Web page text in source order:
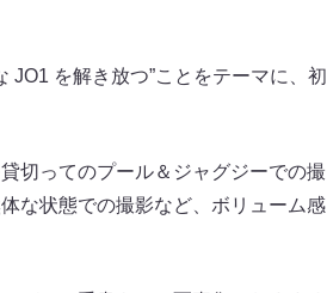
JO1 を解き放つ”ことをテーマに、初
切ってのプール＆ジャグジーでの撮
な状態での撮影など、ボリューム感